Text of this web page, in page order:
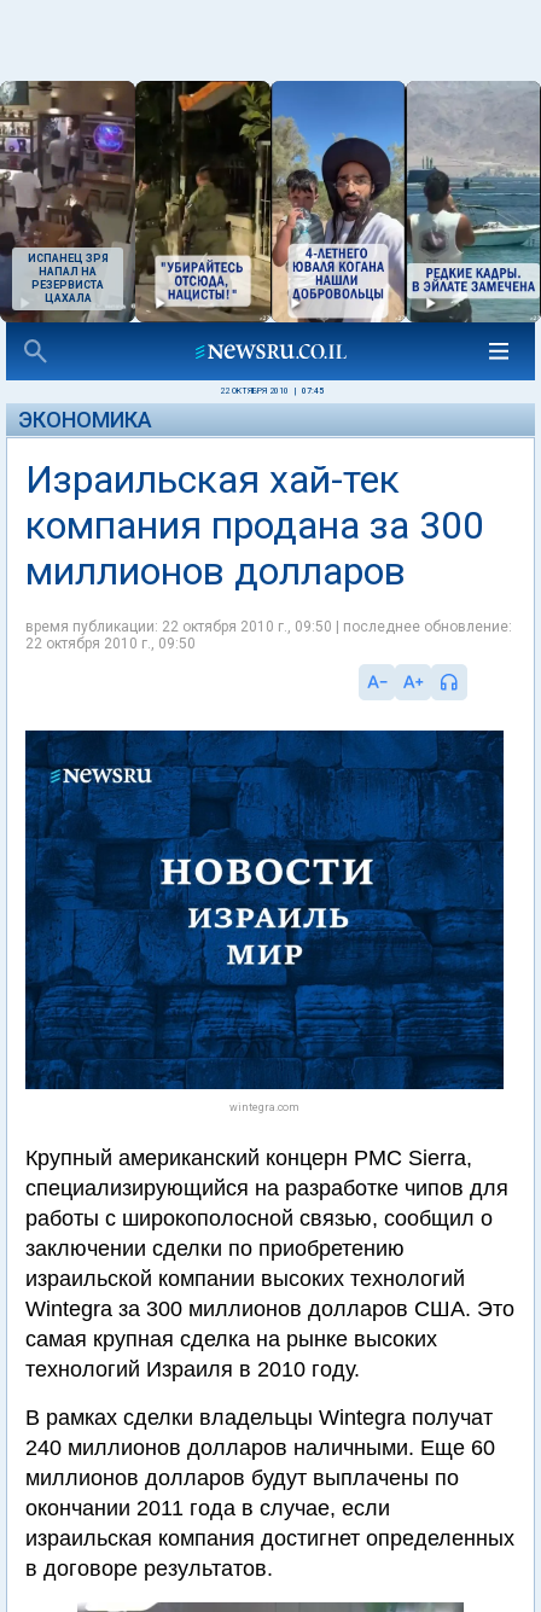
ИСПАНЕЦ ЗРЯ
НАПАЛ НА
РЕЗЕРВИСТА
ЦАХАЛА
22 ОКТЯБРЯ 2010 07:45
ЭКОНОМИКА
Израильская хай-тек
компания продана за 300
миллионов долларов
время публикации: 22 октября 2010 г., 09:50 | последнее обновление:
22 октября 2010 г., 09:50
wintegra.com
Крупный американский концерн PMC Sierra,
специализирующийся на разработке чипов для
работы с широкополосной связью, сообщил о
заключении сделки по приобретению
израильской компании высоких технологий
Wintegra за 300 миллионов долларов США. Это
самая крупная сделка на рынке высоких
технологий Израиля в 2010 году.
В рамках сделки владельцы Wintegra получат
240 миллионов долларов наличными. Еще 60
миллионов долларов будут выплачены по
окончании 2011 года в случае, если
израильская компания достигнет определенных
в договоре результатов.